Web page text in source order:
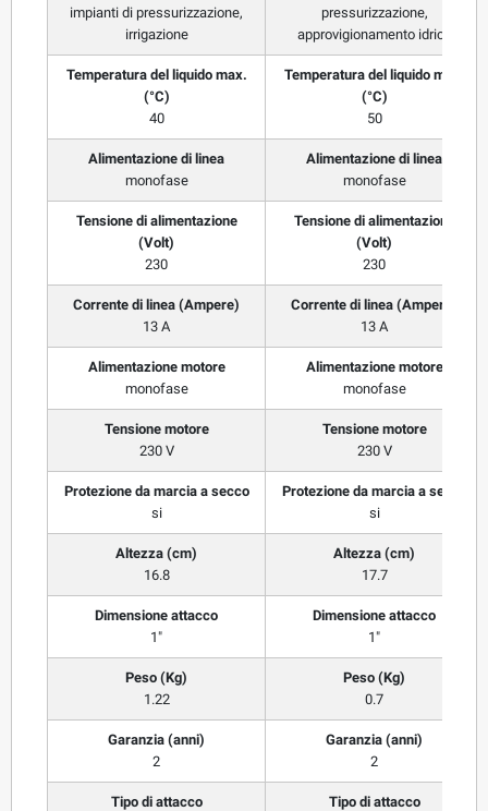
impianti di pressurizzazione,
irrigazione
pressurizzazione,
approvigionamento idrico
Temperatura del liquido max.
(°C)
40
Temperatura del liquido max.
(°C)
50
Alimentazione di linea
monofase
Alimentazione di linea
monofase
Tensione di alimentazione
(Volt)
230
Tensione di alimentazione
(Volt)
230
Corrente di linea (Ampere)
13 A
Corrente di linea (Ampere)
13 A
Alimentazione motore
monofase
Alimentazione motore
monofase
Tensione motore
230 V
Tensione motore
230 V
Protezione da marcia a secco
si
Protezione da marcia a secco
si
Altezza (cm)
16.8
Altezza (cm)
17.7
Dimensione attacco
1"
Dimensione attacco
1"
Peso (Kg)
1.22
Peso (Kg)
0.7
Garanzia (anni)
2
Garanzia (anni)
2
Tipo di attacco
Tipo di attacco